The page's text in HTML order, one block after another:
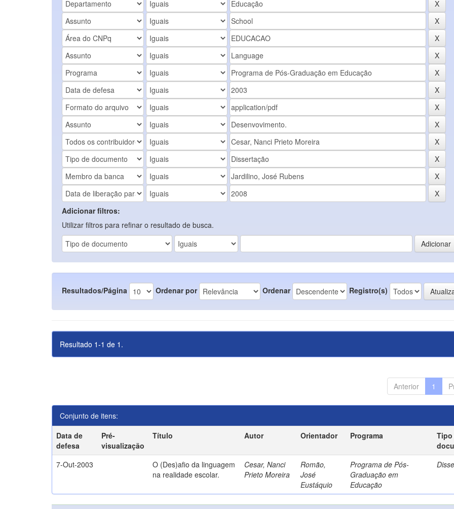
Adicionar filtros:
Utilizar filtros para refinar o resultado de busca.
Resultados/Página Ordenar por Ordenar Registro(s)
Resultado 1-1 de 1.
Anterior 1
Conjunto de itens:
Data de
defesa
Pré-
visualização
Título Autor Orientador Programa
Tipo
7-Out-2003
O (Des)afio da linguagem
na realidade escolar.
Cesar, Nanci
Prieto Moreira
Romão,
José
Eustáquio
Programa de Pós-
Graduação em
Educação